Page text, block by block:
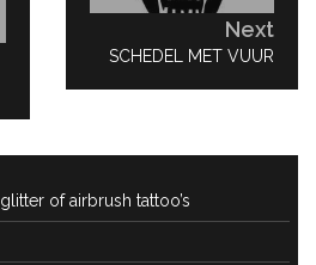
Next
NEXT
SCHEDEL MET VUUR
of airbrush tattoo’s